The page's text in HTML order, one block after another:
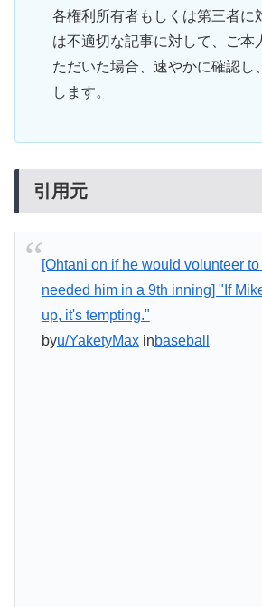
各権利所有者もしくは第三者に
は不適切な記事に対して、ご本
ただいた場合、速やかに確認し
します。
引用元
[Ohtani on if he would volunteer
needed him in a 9th inning] "If
up, it's tempting."
byu/YaketyMaxinbaseball